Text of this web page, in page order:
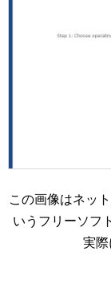
この画像はネッ
いうフリーソフ
実際